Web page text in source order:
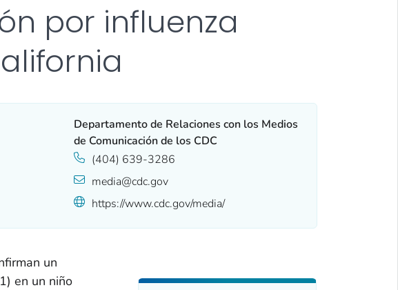
por influenza
Departamento de Relaciones con los Medios
de Comunicación de los CDC
(404) 639-3286
media@cdc.gov
https://www.cdc.gov/media/
un
en un niño